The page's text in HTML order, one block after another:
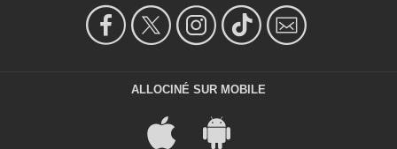
ALLOCINÉ SUR MOBILE